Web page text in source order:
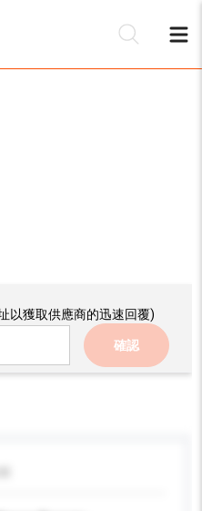
以獲取供應商的迅速回覆)
確認